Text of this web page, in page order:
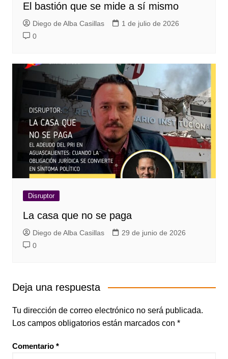
El bastión que se mide a sí mismo
Diego de Alba Casillas
1 de julio de 2026
0
Disruptor
La casa que no se paga
Diego de Alba Casillas
29 de junio de 2026
0
Deja una respuesta
Tu dirección de correo electrónico no será publicada.
Los campos obligatorios están marcados con *
Comentario *